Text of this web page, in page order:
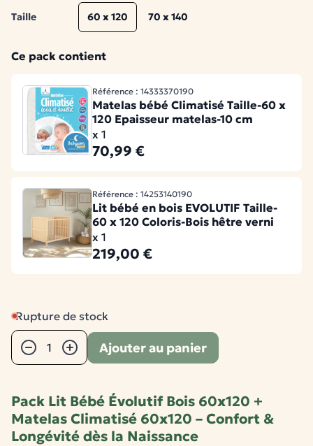
Taille 60 x 120 70 x 140
Ce pack contient
Référence : 14333370190
Matelas bébé Climatisé Taille-60 x
120 Epaisseur matelas-10 cm
x 1
70,99 €
Référence : 14253140190
Lit bébé en bois EVOLUTIF Taille-
60 x 120 Coloris-Bois hêtre verni
x 1
219,00 €
Rupture de stock
Quantité
−
+ Ajouter au panier
Pack Lit Bébé Évolutif Bois 60x120 +
Matelas Climatisé 60x120 – Confort &
Longévité dès la Naissance